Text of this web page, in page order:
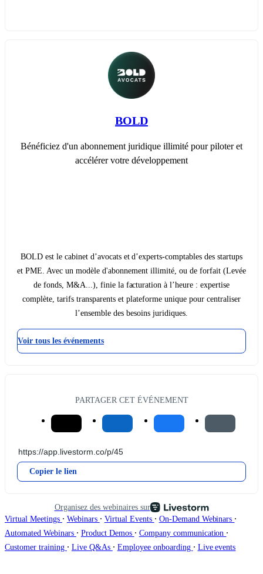
BOLD
Bénéficiez d'un abonnement juridique illimité pour piloter et
accélérer votre développement
BOLD est le cabinet d’avocats et d’experts-comptables des startups
et PME. Avec un modèle d'abonnement illimité, ou de forfait (Levée
de fonds, M&A...), finie la facturation à l’heure : expertise
complète, tarifs transparents et plateforme unique pour centraliser
l’ensemble des besoins juridiques.
Voir tous les événements
PARTAGER CET ÉVÉNEMENT
Copier le lien
Organisez des webinaires sur
Virtual Meetings ∙ Webinars ∙ Virtual Events ∙ On-Demand Webinars ∙
Automated Webinars ∙ Product Demos ∙ Company communication ∙
Customer training ∙ Live Q&As ∙ Employee onboarding ∙ Live events